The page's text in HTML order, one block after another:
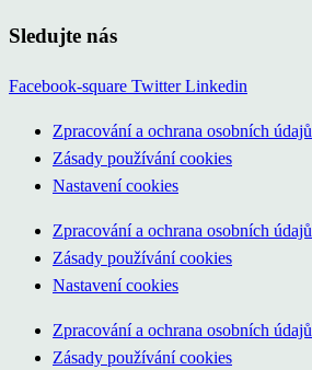
Sledujte nás
Facebook-square Twitter Linkedin
Zpracování a ochrana osobních údajů
Zásady používání cookies
Nastavení cookies
Zpracování a ochrana osobních údajů
Zásady používání cookies
Nastavení cookies
Zpracování a ochrana osobních údajů
Zásady používání cookies